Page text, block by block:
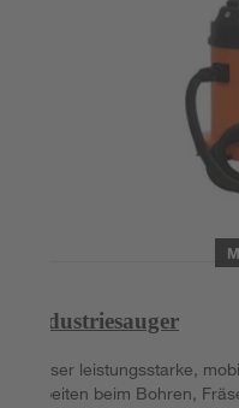
Industriesauger
Dieser leistungsstarke,
Arbeiten beim Bohren,